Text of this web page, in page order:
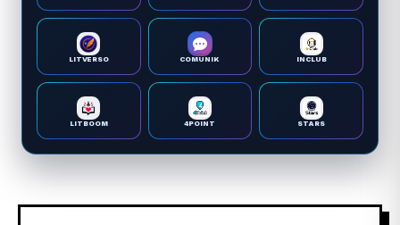
LITVERSO COMUNIK INCLUB
LITBOOM 4POINT STARS